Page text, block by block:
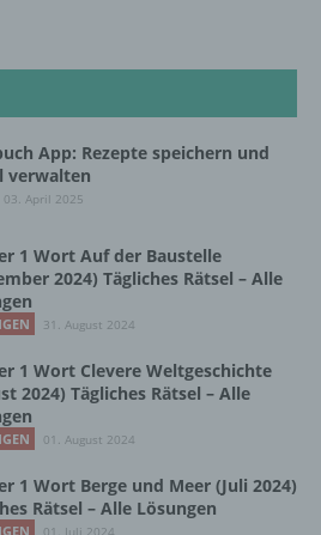
App: Rezepte speichern und
verwalten
03. April 2025
1 Wort Auf der Baustelle
2024) Tägliches Rätsel – Alle
31. August 2024
1 Wort Clevere Weltgeschichte
2024) Tägliches Rätsel – Alle
01. August 2024
1 Wort Berge und Meer (Juli 2024)
Rätsel – Alle Lösungen
oder für die Verarbeitung
ist die natürliche oder
Behörde, Einrichtung
die allein oder
anderen über die Zwecke
Daten entscheidet.
und Mittel dieser
das Unionsrecht oder
Mitgliedstaaten vorgegeben,
können die bestimmten
Benennung nach dem